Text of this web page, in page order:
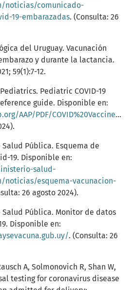
noticias/comunicado-
19-embarazadas. (Consulta: 26
del Uruguay. Vacunación
y durante la lactancia.
59(1):7-12.
Pediatric COVID-19
guide. Disponible en:
Pública. Esquema de
19. Disponible en:
salud-
noticias/esquema-vacunacion-
26 agosto 2024).
Salud Pública. Monitor de datos
Disponible en:
. (Consulta: 26
A, Solmonovich R, Shan W,
testing for coronavirus disease